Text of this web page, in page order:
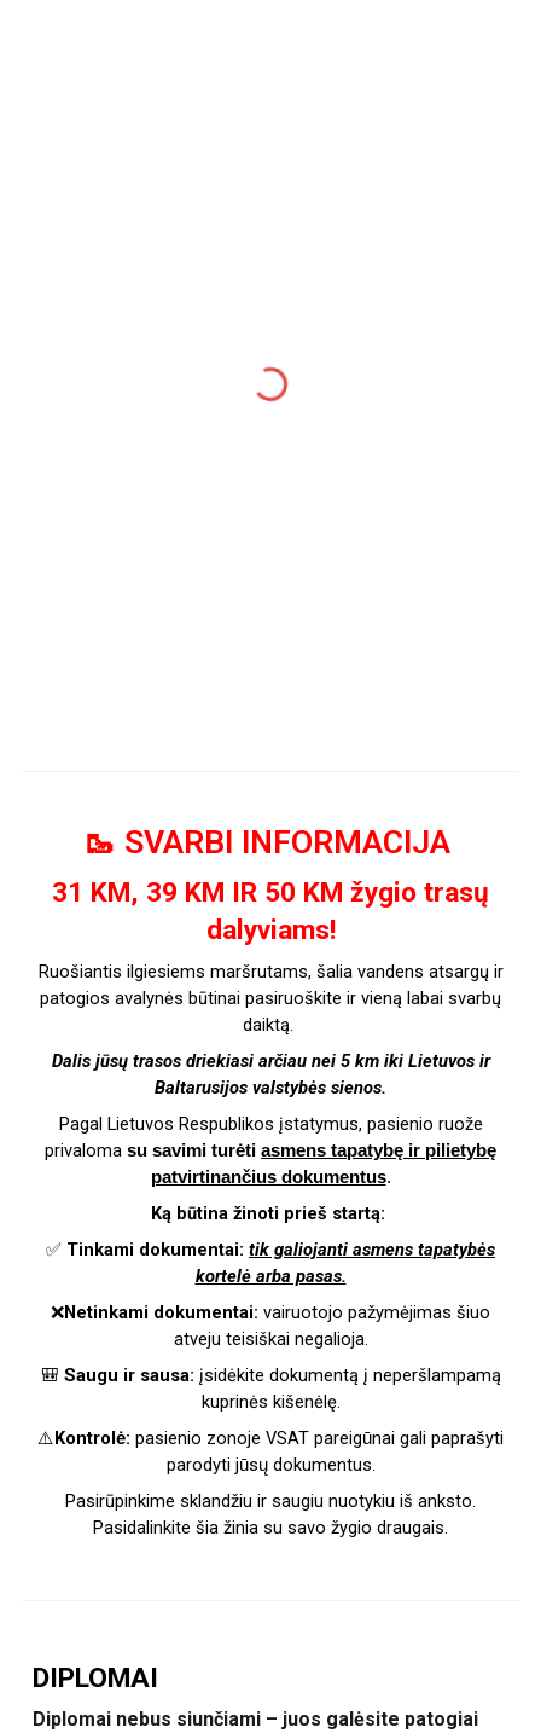
🥾 SVARBI INFORMACIJA
31 KM, 39 KM IR 50 KM žygio trasų
dalyviams!
Ruošiantis ilgiesiems maršrutams, šalia vandens atsargų ir
patogios avalynės būtinai pasiruoškite ir vieną labai svarbų
daiktą.
Dalis jūsų trasos driekiasi arčiau nei 5 km iki Lietuvos ir
Baltarusijos valstybės sienos.
Pagal Lietuvos Respublikos įstatymus, pasienio ruože
privaloma su savimi turėti asmens tapatybę ir pilietybę
patvirtinančius dokumentus.
Ką būtina žinoti prieš startą:
✅ Tinkami dokumentai: tik galiojanti asmens tapatybės
kortelė arba pasas.
❌Netinkami dokumentai: vairuotojo pažymėjimas šiuo
atveju teisiškai negalioja.
🎒 Saugu ir sausa: įsidėkite dokumentą į neperšlampamą
kuprinės kišenėlę.
⚠️Kontrolė: pasienio zonoje VSAT pareigūnai gali paprašyti
parodyti jūsųdokumentus.
Pasirūpinkime sklandžiu ir saugiu nuotykiu iš anksto.
Pasidalinkite šia žinia su savo žygio draugais.
DIPLOMAI
Diplomai nebus siunčiami – juos galėsite patogiai